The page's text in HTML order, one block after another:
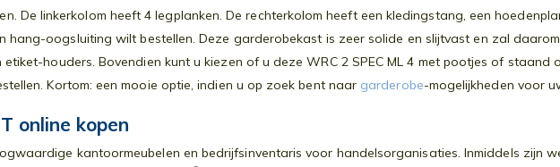
De linkerkolom heeft 4 legplanken. De rechterkolom heeft een kledingstang, een
oogsluiting wilt bestellen. Deze garderobekast is zeer solide en slijtvast en zal
houders. Bovendien kunt u kiezen of u deze WRC 2 SPEC ML 4 met pootjes of staand
Kortom: een mooie optie, indien u op zoek bent naar garderobe-mogelijkheden voor
online kopen
kantoormeubelen en bedrijfsinventaris voor handelsorganisaties. Inmiddels zijn